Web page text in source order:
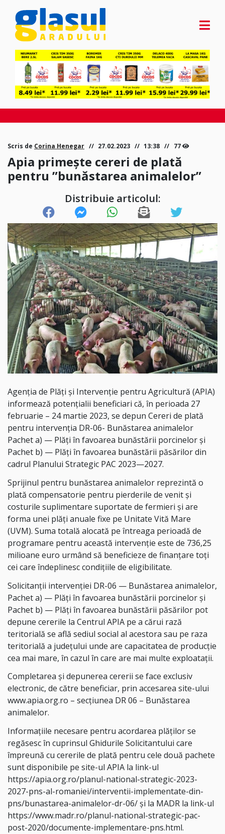
Scris de Corina Henegar 27.02.2023 13:38 77
Apia primește cereri de plată
pentru ”bunăstarea animalelor”
Distribuie articolul:
Agenția de Plăți și Intervenție pentru Agricultură (APIA)
informează potențialii beneficiari că, în perioada 27
februarie – 24 martie 2023, se depun Cereri de plată
pentru intervenția DR-06- Bunăstarea animalelor
Pachet a) — Plăți în favoarea bunăstării porcinelor și
Pachet b) — Plăți în favoarea bunăstării păsărilor din
cadrul Planului Strategic PAC 2023—2027.
Sprijinul pentru bunăstarea animalelor reprezintă o
plată compensatorie pentru pierderile de venit și
costurile suplimentare suportate de fermieri și are
forma unei plăți anuale fixe pe Unitate Vită Mare
(UVM). Suma totală alocată pe întreaga perioadă de
programare pentru această intervenție este de 736,25
milioane euro urmând să beneficieze de finanțare toți
cei care îndeplinesc condițiile de eligibilitate.
Solicitanții intervenției DR-06 — Bunăstarea animalelor,
Pachet a) — Plăți în favoarea bunăstării porcinelor și
Pachet b) — Plăți în favoarea bunăstării păsărilor pot
depune cererile la Centrul APIA pe a cărui rază
teritorială se află sediul social al acestora sau pe raza
teritorială a judeţului unde are capacitatea de producţie
cea mai mare, în cazul în care are mai multe exploatații.
Completarea și depunerea cererii se face exclusiv
electronic, de către beneficiar, prin accesarea site-ului
www.apia.org.ro – secțiunea DR 06 – Bunăstarea
animalelor.
Informațiile necesare pentru acordarea plăților se
regăsesc în cuprinsul Ghidurile Solicitantului care
împreună cu cererile de plată pentru cele două pachete
sunt disponibile pe site-ul APIA la link-ul
https://apia.org.ro/planul-national-strategic-2023-
2027-pns-al-romaniei/interventii-implementate-din-
pns/bunastarea-animalelor-dr-06/ și la MADR la link-ul
https://www.madr.ro/planul-national-strategic-pac-
post-2020/documente-implementare-pns.html.